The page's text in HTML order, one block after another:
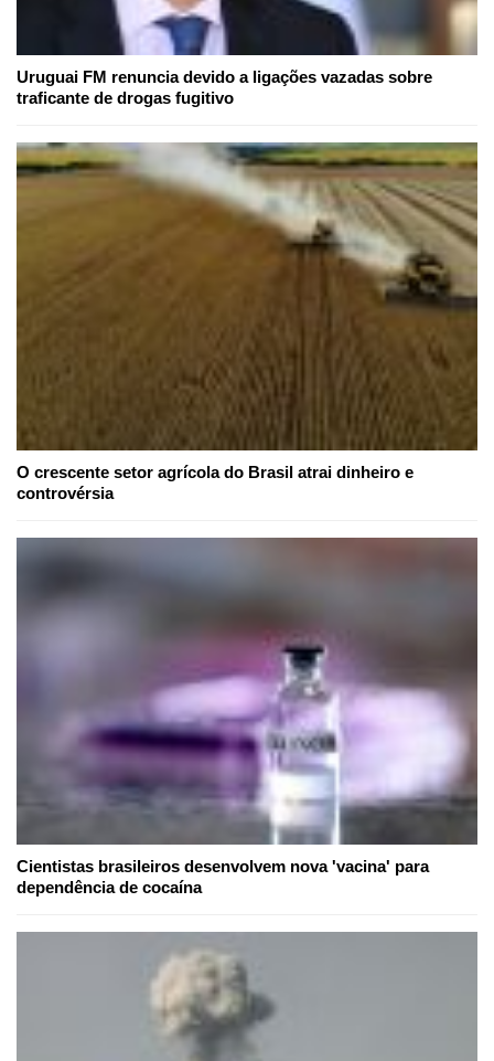
Uruguai FM renuncia devido a ligações vazadas sobre
traficante de drogas fugitivo
O crescente setor agrícola do Brasil atrai dinheiro e
controvérsia
Cientistas brasileiros desenvolvem nova 'vacina' para
dependência de cocaína